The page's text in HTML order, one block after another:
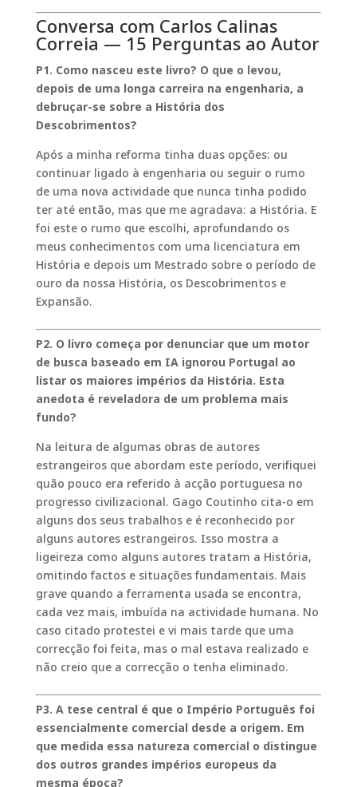
Conversa com Carlos Calinas
Correia — 15 Perguntas ao Autor
P1. Como nasceu este livro? O que o levou,
depois de uma longa carreira na engenharia, a
debruçar-se sobre a História dos
Descobrimentos?
Após a minha reforma tinha duas opções: ou
continuar ligado à engenharia ou seguir o rumo
de uma nova actividade que nunca tinha podido
ter até então, mas que me agradava: a História. E
foi este o rumo que escolhi, aprofundando os
meus conhecimentos com uma licenciatura em
História e depois um Mestrado sobre o período de
ouro da nossa História, os Descobrimentos e
Expansão.
P2. O livro começa por denunciar que um motor
de busca baseado em IA ignorou Portugal ao
listar os maiores impérios da História. Esta
anedota é reveladora de um problema mais
fundo?
Na leitura de algumas obras de autores
estrangeiros que abordam este período, verifiquei
quão pouco era referido à acção portuguesa no
progresso civilizacional. Gago Coutinho cita-o em
alguns dos seus trabalhos e é reconhecido por
alguns autores estrangeiros. Isso mostra a
ligeireza como alguns autores tratam a História,
omitindo factos e situações fundamentais. Mais
grave quando a ferramenta usada se encontra,
cada vez mais, imbuída na actividade humana. No
caso citado protestei e vi mais tarde que uma
correcção foi feita, mas o mal estava realizado e
não creio que a correcção o tenha eliminado.
P3. A tese central é que o Império Português foi
essencialmente comercial desde a origem. Em
que medida essa natureza comercial o distingue
dos outros grandes impérios europeus da